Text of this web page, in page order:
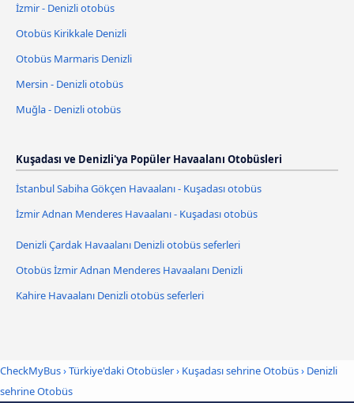
İzmir - Denizli otobüs
Otobüs Kirikkale Denizli
Otobüs Marmaris Denizli
Mersin - Denizli otobüs
Muğla - Denizli otobüs
Kuşadası ve Denizli'ya Popüler Havaalanı Otobüsleri
İstanbul Sabiha Gökçen Havaalanı - Kuşadası otobüs
İzmir Adnan Menderes Havaalanı - Kuşadası otobüs
Denizli Çardak Havaalanı Denizli otobüs seferleri
Otobüs İzmir Adnan Menderes Havaalanı Denizli
Kahire Havaalanı Denizli otobüs seferleri
CheckMyBus›Türkiye'daki Otobüsler› Kuşadası sehrine Otobüs› Denizli
sehrine Otobüs